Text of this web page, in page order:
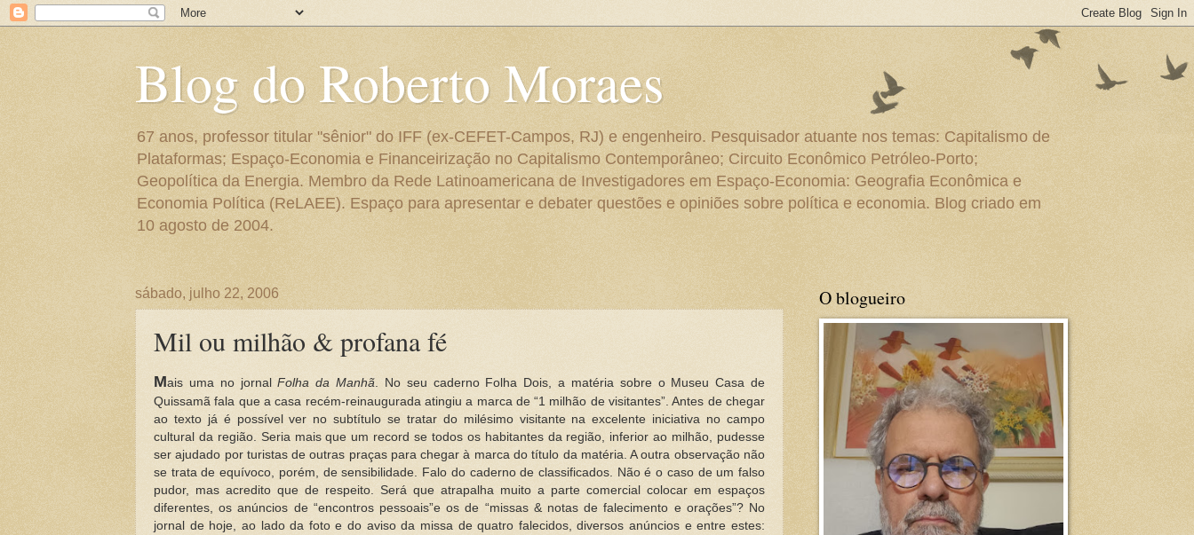
Blog do Roberto Moraes
67 anos, professor titular "sênior" do IFF (ex-CEFET-Campos, RJ) e engenheiro. Pesquisador atuante nos temas: Capitalismo de
Plataformas; Espaço-Economia e Financeirização no Capitalismo Contemporâneo; Circuito Econômico Petróleo-Porto;
Geopolítica da Energia. Membro da Rede Latinoamericana de Investigadores em Espaço-Economia: Geografia Econômica e
Economia Política (ReLAEE). Espaço para apresentar e debater questões e opiniões sobre política e economia. Blog criado em
10 agosto de 2004.
sábado, julho 22, 2006
Mil ou milhão & profana fé
Mais uma no jornalFolha da Manhã . No seu caderno Folha Dois, a matéria sobre o Museu Casa de
Quissamã fala que a casa recém-reinaugurada atingiu a marca de “1 milhão de visitantes”. Antes de chegar
ao texto já é possível ver no subtítulo se tratar do milésimo visitante na excelente iniciativa no campo
cultural da região. Seria mais que um record se todos os habitantes da região, inferior ao milhão, pudesse
ser ajudado por turistas de outras praças para chegar à marca do título da matéria. A outra observação não
se trata de equívoco, porém, de sensibilidade. Falo do caderno de classificados. Não é o caso de um falso
pudor, mas acredito que de respeito. Será que atrapalha muito a parte comercial colocar em espaços
diferentes, os anúncios de “encontros pessoais”e os de “missas & notas de falecimento e orações”? No
jornal de hoje, ao lado da foto e do aviso da missa de quatro falecidos, diversos anúncios e entre estes:
O blogueiro